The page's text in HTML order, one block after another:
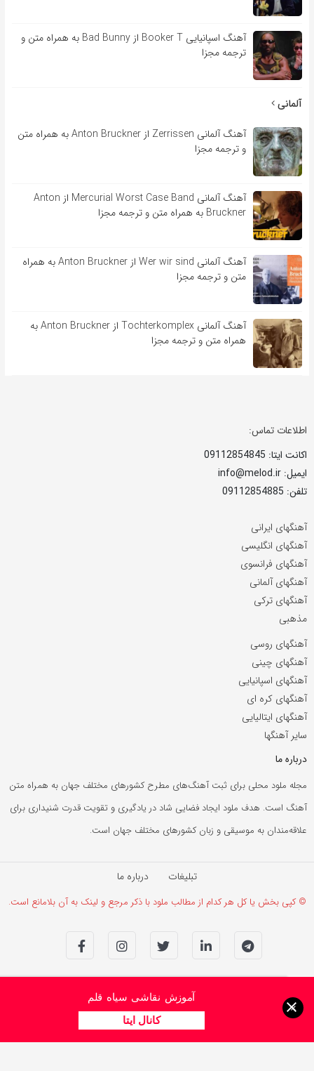
آهنگ اسپانیایی Booker T از Bad Bunny به همراه متن و
ترجمه مجزا
آلمانی
آهنگ آلمانی Zerrissen از Anton Bruckner به همراه متن
و ترجمه مجزا
آهنگ آلمانی Mercurial Worst Case Band از Anton
Bruckner به همراه متن و ترجمه مجزا
آهنگ آلمانی Wer wir sind از Anton Bruckner به همراه
متن و ترجمه مجزا
آهنگ آلمانی Tochterkomplex از Anton Bruckner به
همراه متن و ترجمه مجزا
اطلاعات تماس:
اکانت ایتا: 09112854845
ایمیل: info@melod.ir
تلفن: 09112854885
آهنگهای ایرانی
آهنگهای انگلیسی
آهنگهای فرانسوی
آهنگهای آلمانی
آهنگهای ترکی
مذهبی
آهنگهای روسی
آهنگهای چینی
آهنگهای اسپانیایی
آهنگهای کره ای
آهنگهای ایتالیایی
سایر آهنگها
درباره ما
مجله ملود محلی برای ثبت آهنگ‌های مطرح کشورهای مختلف جهان به همراه متن
آهنگ است. هدف ملود ایجاد فضایی شاد در یادگیری و تقویت قدرت شنیداری برای
علاقه‌مندان به موسیقی و زبان کشورهای مختلف جهان است.
تبلیغات درباره ما
© کپی بخش یا کل هر کدام از مطالب ملود با ذکر مرجع و لینک به آن بلامانع است.
آموزش نقاشی سیاه قلم
کانال ایتا
×